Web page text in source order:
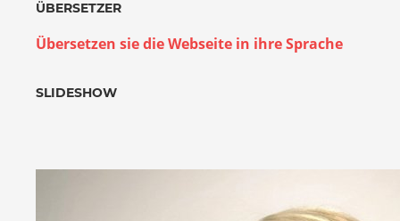
ÜBERSETZER
Übersetzen sie die Webseite in ihre Sprache
SLIDESHOW